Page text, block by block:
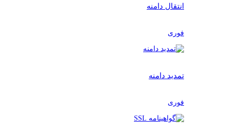
انتقال دامنه
فوری
تمدید دامنه
فوری